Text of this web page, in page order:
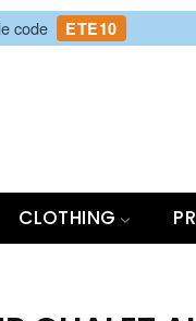
code ETE10
CLOTHING